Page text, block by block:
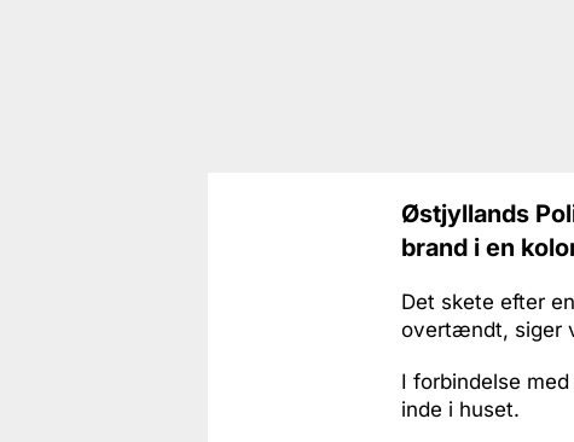
Østjyllands
brand i en
Det skete efter
overtændt, siger
I forbindelse
inde i huset.